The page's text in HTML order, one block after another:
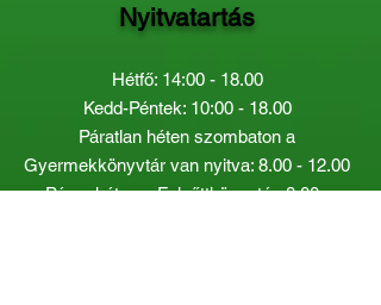
Nyitvatartás
Hétfő: 14:00 - 18.00
Kedd-Péntek: 10:00 - 18.00
Páratlan héten szombaton a
Gyermekkönyvtár van nyitva: 8.00 - 12.00
Páros héten a Felnőttkönyvtár:8.00 -